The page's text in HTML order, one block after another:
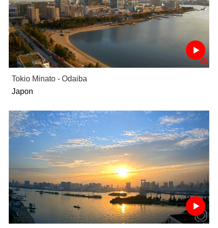
Tokio Minato - Odaiba
Japon